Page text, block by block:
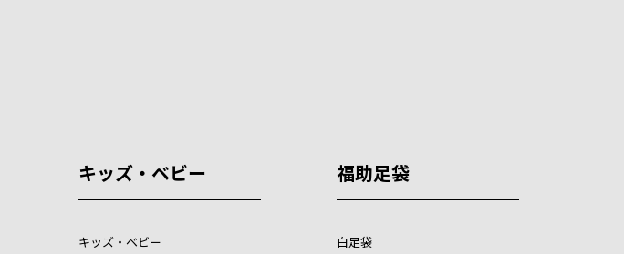
キッズ・ベビー
キッズ・ベビー
福助足袋
白足袋